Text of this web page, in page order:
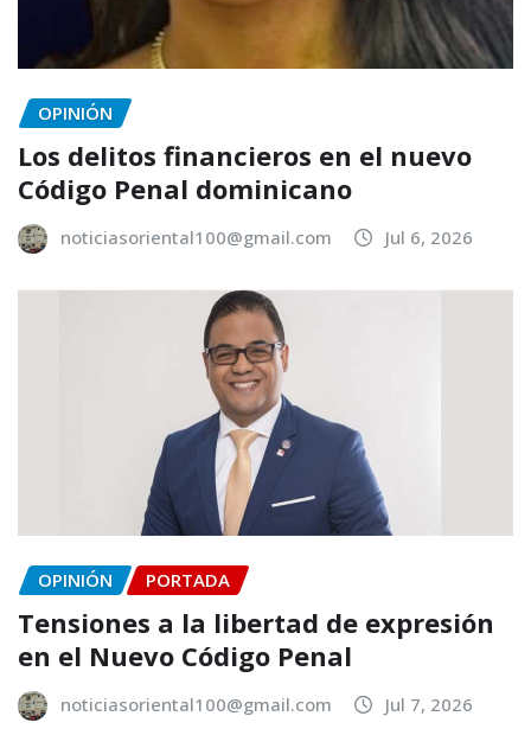
OPINIÓN
Los delitos financieros en el nuevo
Código Penal dominicano
noticiasoriental100@gmail.com Jul 6, 2026
OPINIÓN PORTADA
Tensiones a la libertad de expresión
en el Nuevo Código Penal
noticiasoriental100@gmail.com Jul 7, 2026